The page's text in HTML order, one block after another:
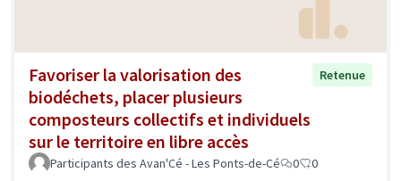
Favoriser la valorisation des
biodéchets, placer plusieurs
composteurs collectifs et individuels
sur le territoire en libre accès
Retenue
Participants des Avan'Cé - Les Ponts-de-Cé 0 0